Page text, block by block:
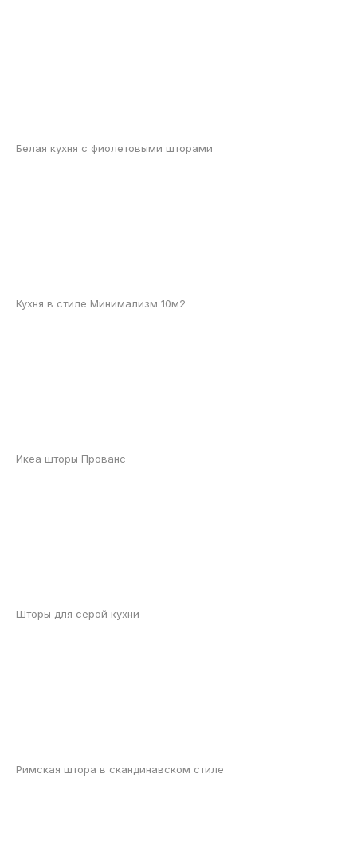
Белая кухня с фиолетовыми шторами
Кухня в стиле Минимализм 10м2
Икеа шторы Прованс
Шторы для серой кухни
Римская штора в скандинавском стиле